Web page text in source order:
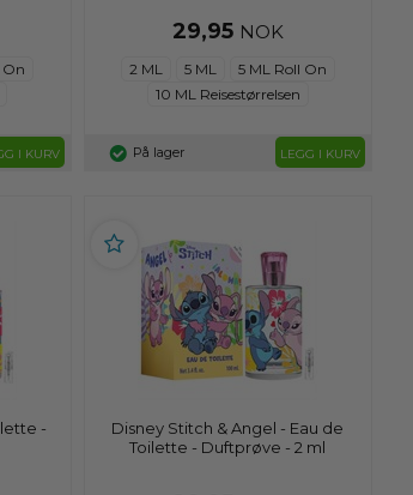
On
I KURV
29,95 NOK
2 ML 5 ML
5 ML Roll On
10 ML Reisestørrelsen
På lager LEGG I KURV
-
Disney Stitch & Angel - Eau de
Toilette - Duftprøve - 2 ml